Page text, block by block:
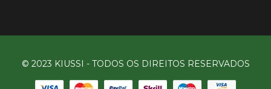
© 2023 KIUSSI - TODOS OS DIREITOS RESERVADOS